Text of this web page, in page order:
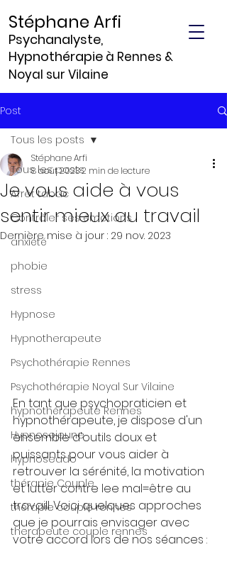
Stéphane Arfi
Psychanalyste,
Hypnothérapie à Rennes &
Noyal sur Vilaine
Post
Tous les posts
Arrêt tabac
Contrôler ses émotions
anxiété
phobie
stress
Hypnose
Hypnotherapeute
Psychothérapie Rennes
Psychothérapie Noyal Sur Vilaine
hypnothérapeute Rennes
Hypnosejeune
hypnoseado
thérapie Couple
thérapie couple rennes
therapeute couple rennes
Tous les posts
Je vous aide à vous
sentir mieux au travail
Stéphane Arfi
8 août 20232 min de lecture
Dernière mise à jour : 29 nov. 2023
En tant que psychopraticien et
hypnothérapeute, je dispose d'un
ensemble d'outils doux et
puissants pour vous aider à
retrouver la sérénité, la motivation
et lutter contre lee mal=être au
travaill. Voici quelques approches
que je pourrais envisager avec
votre accord lors de nos séances :